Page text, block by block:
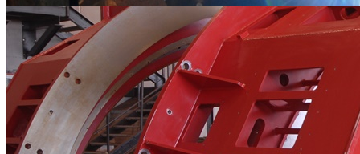
Riporti AntiUsura